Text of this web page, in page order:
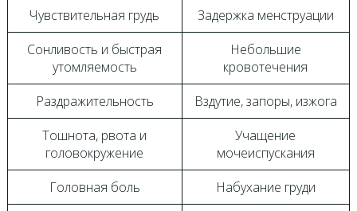
Чувствительная грудь
Задержка менструации
Сонливость и быстрая
утомляемость
Небольшие
кровотечения
Раздражительность
Вздутие, запоры, изжога
Тошнота, рвота и
головокружение
Учащение
мочеиспускания
Головная боль
Набухание груди